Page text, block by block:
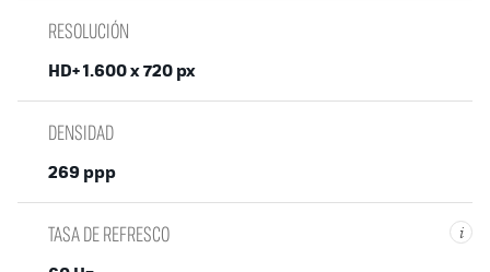
RESOLUCIÓN
HD+ 1.600 x 720 px
DENSIDAD
269 ppp
i
TASA DE REFRESCO